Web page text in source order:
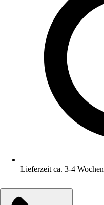
Lieferzeit ca. 3-4 Wochen